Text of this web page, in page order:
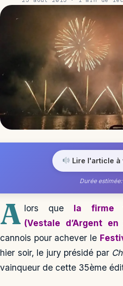
Lire l'article à
Durée
A lors que la firme
(Vestale d’Argent en
cannois pour achever le
hier soir, le jury présidé par
vainqueur de cette 35ème